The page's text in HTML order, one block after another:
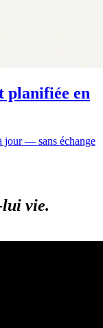
planifiée en
jour — sans échange
vie.